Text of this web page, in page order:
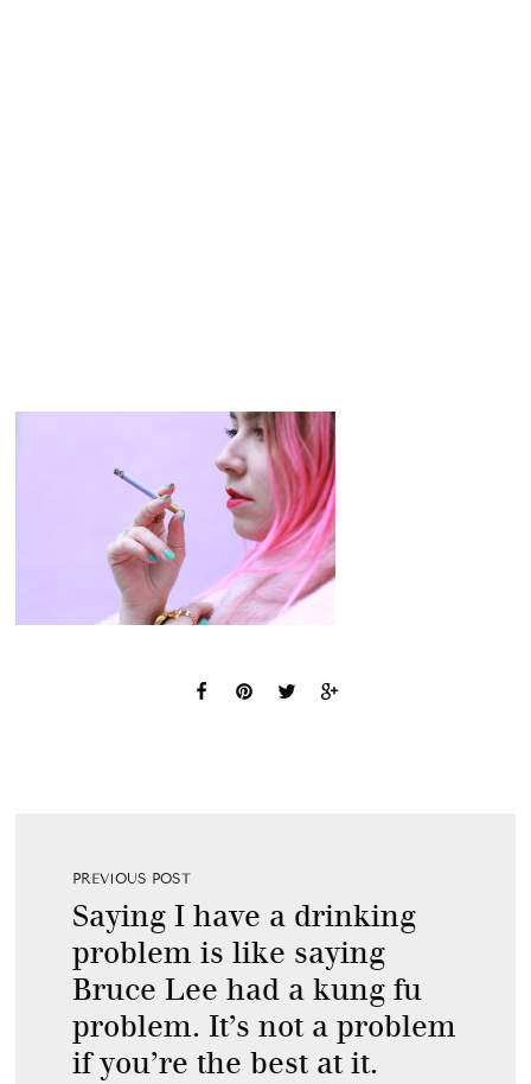
PREVIOUS POST
Saying I have a drinking
problem is like saying
Bruce Lee had a kung fu
problem. It’s not a problem
if you’re the best at it.